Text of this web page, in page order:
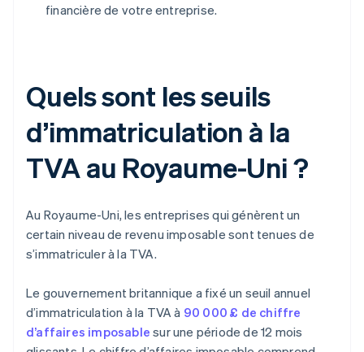
financière de votre entreprise.
Quels sont les seuils
d’immatriculation à la
TVA au Royaume-Uni ?
Au Royaume-Uni, les entreprises qui génèrent un
certain niveau de revenu imposable sont tenues de
s’immatriculer à la TVA.
Le gouvernement britannique a fixé un seuil annuel
d’immatriculation à la TVA à 90 000 £ de chiffre
d’affaires imposable sur une période de 12 mois